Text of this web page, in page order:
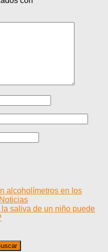
alcoholímetros en los
saliva de un niño puede